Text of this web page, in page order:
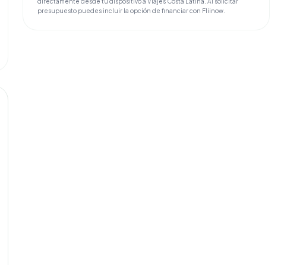
presupuesto puedes incluir la opción de financiar con Fliinow.